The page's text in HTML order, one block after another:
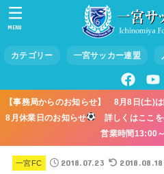
カテゴリー 一宮サッカー連盟
MENU
【事務局からのお知らせ】 8月8日(土)
8月休業日のお知らせ
詳しくはこ
営業時間
一宮FC 2018.07.23 2018.08.18